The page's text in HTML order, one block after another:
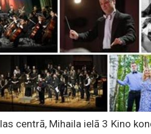
centrā, Mihaila ielā 3 Kino